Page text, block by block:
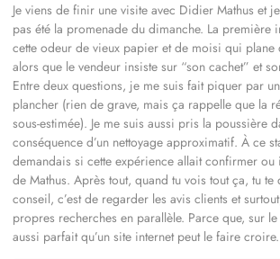
Je viens de finir une visite avec Didier Mathus et
pas été la promenade du dimanche. La première
cette odeur de vieux papier et de moisi qui plane
alors que le vendeur insiste sur “son cachet” et
Entre deux questions, je me suis fait piquer par
plancher (rien de grave, mais ça rappelle que la
sous-estimée). Je me suis aussi pris la poussière
conséquence d’un nettoyage approximatif. À ce
demandais si cette expérience allait confirmer
de Mathus. Après tout, quand tu vois tout ça, tu te
conseil, c’est de regarder les avis clients et
propres recherches en parallèle. Parce que, sur le
aussi parfait qu’un site internet peut le faire croire.